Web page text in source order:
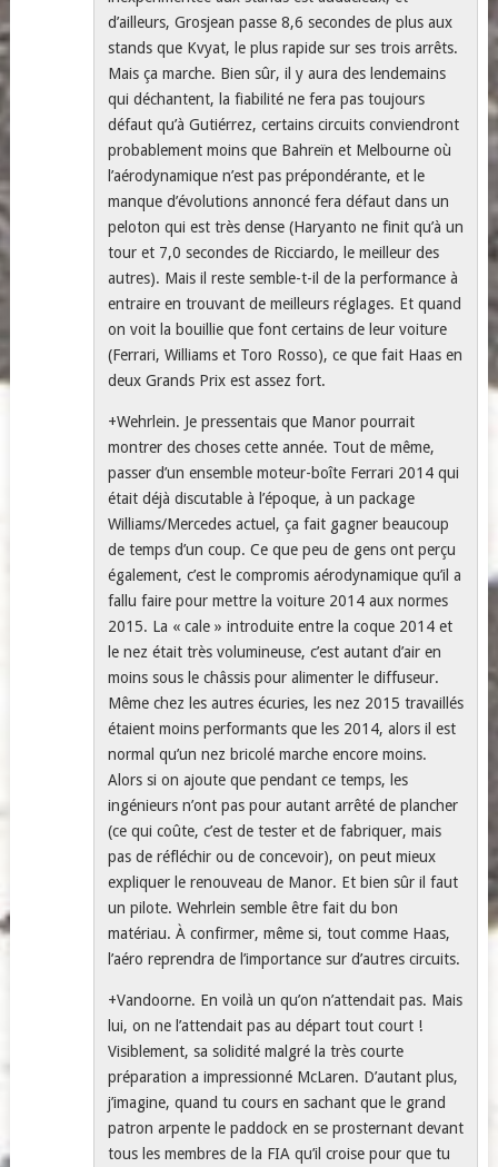
d’ailleurs, Grosjean passe 8,6 secondes de plus aux
stands que Kvyat, le plus rapide sur ses trois arrêts.
Mais ça marche. Bien sûr, il y aura des lendemains
qui déchantent, la fiabilité ne fera pas toujours
défaut qu’à Gutiérrez, certains circuits conviendront
probablement moins que Bahreïn et Melbourne où
l’aérodynamique n’est pas prépondérante, et le
manque d’évolutions annoncé fera défaut dans un
peloton qui est très dense (Haryanto ne finit qu’à un
tour et 7,0 secondes de Ricciardo, le meilleur des
autres). Mais il reste semble-t-il de la performance à
entraire en trouvant de meilleurs réglages. Et quand
on voit la bouillie que font certains de leur voiture
(Ferrari, Williams et Toro Rosso), ce que fait Haas en
deux Grands Prix est assez fort.
+Wehrlein. Je pressentais que Manor pourrait
montrer des choses cette année. Tout de même,
passer d’un ensemble moteur-boîte Ferrari 2014 qui
était déjà discutable à l’époque, à un package
Williams/Mercedes actuel, ça fait gagner beaucoup
de temps d’un coup. Ce que peu de gens ont perçu
également, c’est le compromis aérodynamique qu’il a
fallu faire pour mettre la voiture 2014 aux normes
2015. La « cale » introduite entre la coque 2014 et
le nez était très volumineuse, c’est autant d’air en
moins sous le châssis pour alimenter le diffuseur.
Même chez les autres écuries, les nez 2015 travaillés
étaient moins performants que les 2014, alors il est
normal qu’un nez bricolé marche encore moins.
Alors si on ajoute que pendant ce temps, les
ingénieurs n’ont pas pour autant arrêté de plancher
(ce qui coûte, c’est de tester et de fabriquer, mais
pas de réfléchir ou de concevoir), on peut mieux
expliquer le renouveau de Manor. Et bien sûr il faut
un pilote. Wehrlein semble être fait du bon
matériau. À confirmer, même si, tout comme Haas,
l’aéro reprendra de l’importance sur d’autres circuits.
+Vandoorne. En voilà un qu’on n’attendait pas. Mais
lui, on ne l’attendait pas au départ tout court !
Visiblement, sa solidité malgré la très courte
préparation a impressionné McLaren. D’autant plus,
j’imagine, quand tu cours en sachant que le grand
patron arpente le paddock en se prosternant devant
tous les membres de la FIA qu’il croise pour que tu